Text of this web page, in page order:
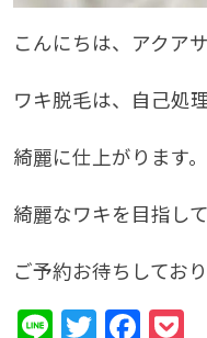
こんにちは、アクア
ワキ脱毛は、自己処
綺麗に仕上がります。
綺麗なワキを目指し
ご予約お待ちしてお
LineTwitter